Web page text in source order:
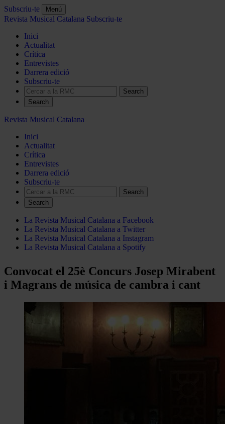
Subscriu-te Menú
Revista Musical Catalana Subscriu-te
Inici
Actualitat
Crítica
Entrevistes
Darrera edició
Subscriu-te
Search
Revista Musical Catalana
Inici
Actualitat
Crítica
Entrevistes
Darrera edició
Subscriu-te
Search
La Revista Musical Catalana a Facebook
La Revista Musical Catalana a Twitter
La Revista Musical Catalana a Instagram
La Revista Musical Catalana a Spotify
Convocat el 25è Concurs Josep Mirabent
i Magrans de música de cambra i cant